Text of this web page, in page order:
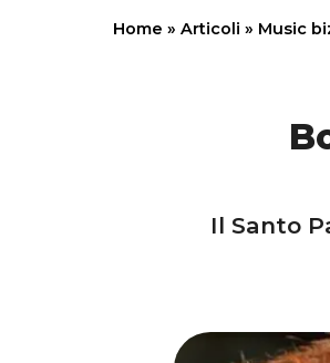
Home » Articoli » Music
Il Santo